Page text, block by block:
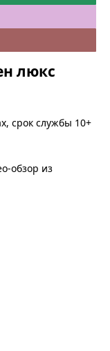
люкс
срок службы 10+
обзор из